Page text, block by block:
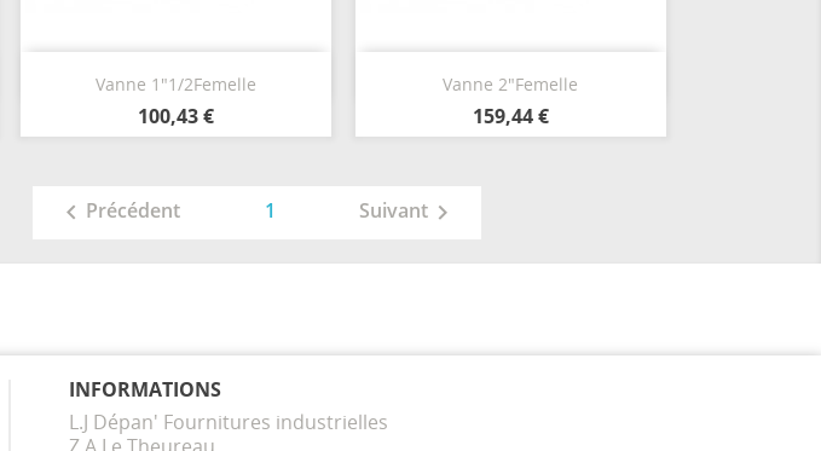
Vanne 1"1/2Femelle
100,43 €
 Vanne 2"Femelle
159,44 €

 Précédent 1 Suivant 
INFORMATIONS
L.J Dépan' Fournitures industrielles